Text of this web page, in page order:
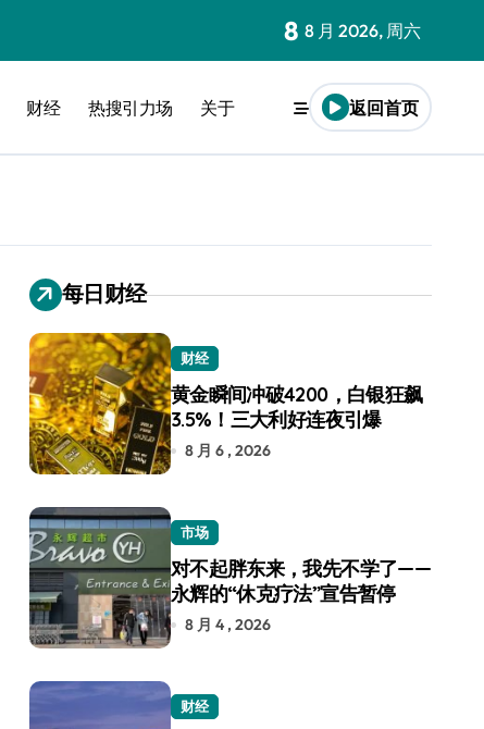
8 8 月 2026, 周六
财经 热搜引力场 关于 返回首页
每日财经
财经
黄金瞬间冲破4200，白银狂飙
3.5%！三大利好连夜引爆
8 月 6 , 2026
市场
对不起胖东来，我先不学了——
永辉的“休克疗法”宣告暂停
8 月 4 , 2026
财经